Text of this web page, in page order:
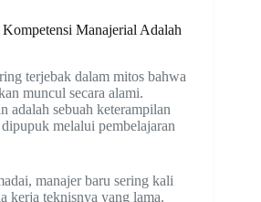
Manajerial Adalah
terjebak dalam mitos bahwa
muncul secara alami.
adalah sebuah keterampilan
melalui pembelajaran
manajer baru sering kali
kerja teknisnya yang lama.